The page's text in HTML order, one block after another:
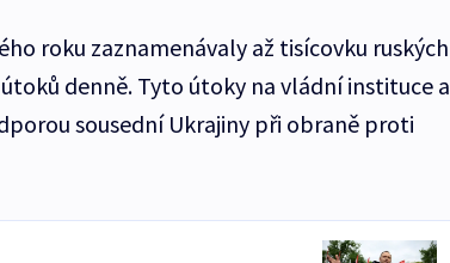
roku zaznamenávaly až tisícovku ruských
denně. Tyto útoky na vládní instituce a
sousední Ukrajiny při obraně proti